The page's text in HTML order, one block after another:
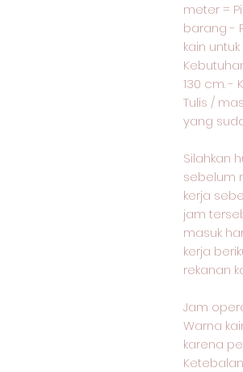
meter =
barang -
kain
130 cm. -
Tulis /
yang
Silahkan
sebelum
kerja
jam
masuk
kerja
rekanan
Jam
Warna
karena